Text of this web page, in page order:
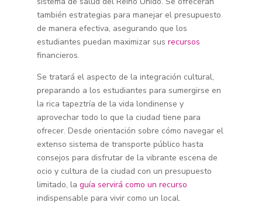
también estrategias para manejar el presupuesto
de manera efectiva, asegurando que los
estudiantes puedan maximizar sus recursos
financieros.
Se tratará el aspecto de la integración cultural,
preparando a los estudiantes para sumergirse en
la rica tapeztría de la vida londinense y
aprovechar todo lo que la ciudad tiene para
ofrecer. Desde orientación sobre cómo navegar el
extenso sistema de transporte público hasta
consejos para disfrutar de la vibrante escena de
ocio y cultura de la ciudad con un presupuesto
limitado, la guía servirá como un recurso
indispensable para vivir como un local.